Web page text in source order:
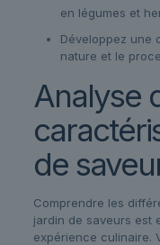
en légumes et
Développez une
nature et le
Analyse
de
Comprendre les
jardin de saveurs est
expérience culinaire.